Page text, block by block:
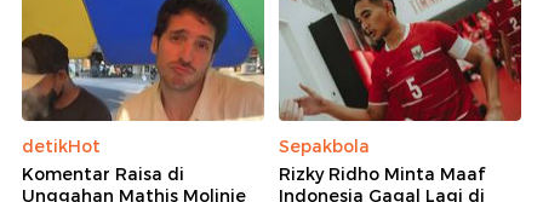
detikHot
Komentar Raisa di
Unggahan Mathis Molinie
Sepakbola
Rizky Ridho Minta Maaf
Indonesia Gagal Lagi di